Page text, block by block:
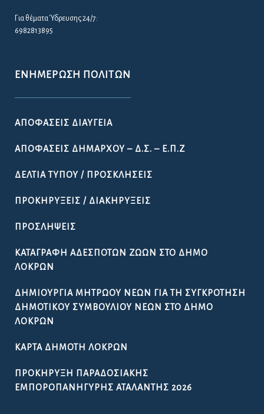
Για θέματα Ύδρευσης 24/7:
6982813895
ΕΝΗΜΈΡΩΣΗ ΠΟΛΙΤΏΝ
ΑΠΟΦΆΣΕΙΣ ΔΙΑΎΓΕΙΑ
ΑΠΟΦΆΣΕΙΣ ΔΗΜΆΡΧΟΥ – Δ.Σ. – Ε.Π.Ζ
ΔΕΛΤΊΑ ΤΎΠΟΥ / ΠΡΟΣΚΛΉΣΕΙΣ
ΠΡΟΚΗΡΎΞΕΙΣ / ΔΙΑΚΗΡΎΞΕΙΣ
ΠΡΟΣΛΉΨΕΙΣ
ΚΑΤΑΓΡΑΦΉ ΑΔΈΣΠΟΤΩΝ ΖΏΩΝ ΣΤΟ ΔΉΜΟ
ΛΟΚΡΏΝ
ΔΗΜΙΟΥΡΓΊΑ ΜΗΤΡΏΟΥ ΝΈΩΝ ΓΙΑ ΤΗ ΣΥΓΚΡΌΤΗΣΗ
ΔΗΜΟΤΙΚΟΎ ΣΥΜΒΟΥΛΊΟΥ ΝΈΩΝ ΣΤΟ ΔΉΜΟ
ΛΟΚΡΏΝ
ΚΆΡΤΑ ΔΗΜΌΤΗ ΛΟΚΡΏΝ
ΠΡΟΚΉΡΥΞΗ ΠΑΡΑΔΟΣΙΑΚΉΣ
ΕΜΠΟΡΟΠΑΝΉΓΥΡΗΣ ΑΤΑΛΆΝΤΗΣ 2026